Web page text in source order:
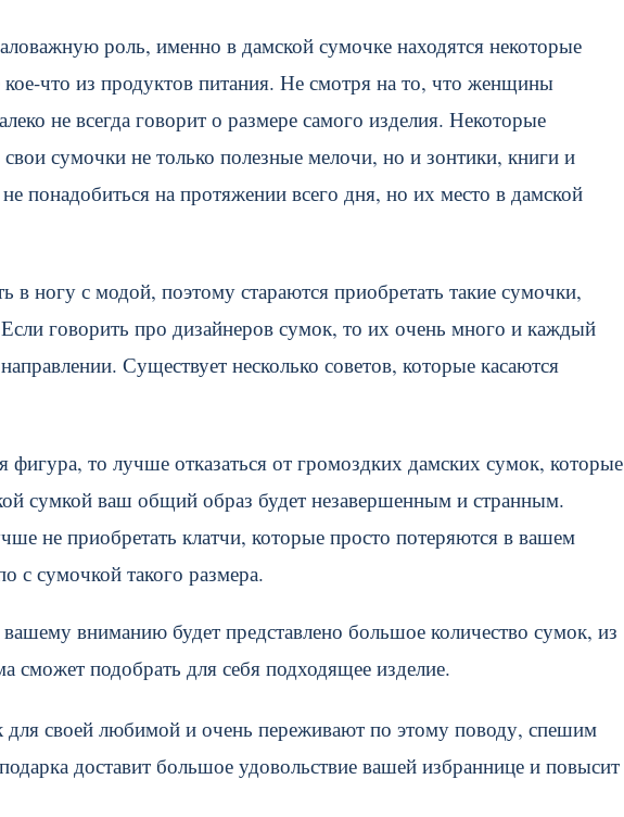
роль, именно в дамской сумочке находятся некоторые
что из продуктов питания. Не смотря на то, что женщины
не всегда говорит о размере самого изделия. Некоторые
сумочки не только полезные мелочи, но и зонтики, книги и
понадобиться на протяжении всего дня, но их место в дамской
ногу с модой, поэтому стараются приобретать такие сумочки,
говорить про дизайнеров сумок, то их очень много и каждый
Существует несколько советов, которые касаются
то лучше отказаться от громоздких дамских сумок, которые
сумкой ваш общий образ будет незавершенным и странным.
не приобретать клатчи, которые просто потеряются в вашем
с сумочкой такого размера.
вниманию будет представлено большое количество сумок, из
сможет подобрать для себя подходящее изделие.
своей любимой и очень переживают по этому поводу, спешим
доставит большое удовольствие вашей избраннице и повысит